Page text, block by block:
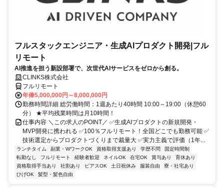
フルスタックエンジニア・生成AIプロダクト開発|フル
リモート
AI推進を担う新設部署で、次世代AIサービスをゼロから創る。
CLINKS株式会社
フルリモート
年俸5,000,000円～8,000,000円
勤務時間詳細 総労働時間：1週あたり40時間 10:00～19:00（休憩60
分） ★平均残業時間は月10時間！
仕事内容 ＼この求人のPOINT／ ✅生成AIプロダクトの新規開発・
MVP開発に携われる ✅100％フルリモート！全国どこでも勤務可能 ✅
技術選定からプロダクトづくりまで裁量大 ✅実力主義で評価（1年...
ランチタイム 副業・WワークOK 資格取得支援あり 学歴不問
固定時間制
転勤なし
フルリモート 経験者歓迎 ネイルOK 在宅OK 賞与あり
育休あり
資格取得手当あり
社割あり ピアスOK 土日祝休み 服装自由
寮・社宅あり
ひげOK
髪型・髪色自由